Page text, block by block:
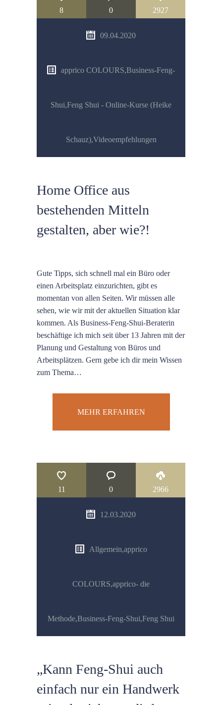
8 0 2927
09.04.2020
apprico COLOURS,Business-Feng-
Shui,Feng Shui - Online-Kurse (Heike
Schauz),Videoempfehlungen
Home Office aus
bestehenden Mitteln
gestalten, aber wie?!
Gute Tipps, sich schnell mal ein Büro oder
einen Arbeitsplatz einzurichten, gibt es
momentan von allen Seiten. Wir müssen alle
sehen, wie wir mit der aktuellen Situation klar
kommen. Als Business-Feng-Shui-Beraterin
beschäftige ich mich seit über 13 Jahren mit der
Planung und Gestaltung von Büros und
Arbeitsplätzen. Gern gebe ich dir mein Wissen
zum Thema…
MEHR ERFAHREN
11 0 2966
12.03.2020
Allgemein,apprico
COLOURS,apprico- die
Methode,Business-Feng-Shui,Feng Shui
„Kann Feng-Shui auch
einfach nur ein Handwerk